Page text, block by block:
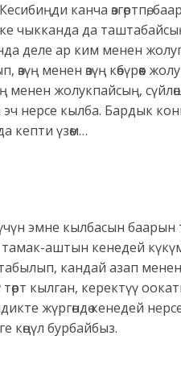
Кесибиңди канча өзгөртпө,
чыкканда да
деле ар ким менен
менен өзүң көбүрөөк
жолукпайсың,
нерсе кылба. Бардык
кепти үзөм…
эмне кылбасын
тамак-аштын кенедей
кандай азап
кылган, керектүү
жүргөндө кенедей
көңүл бурбайбыз.